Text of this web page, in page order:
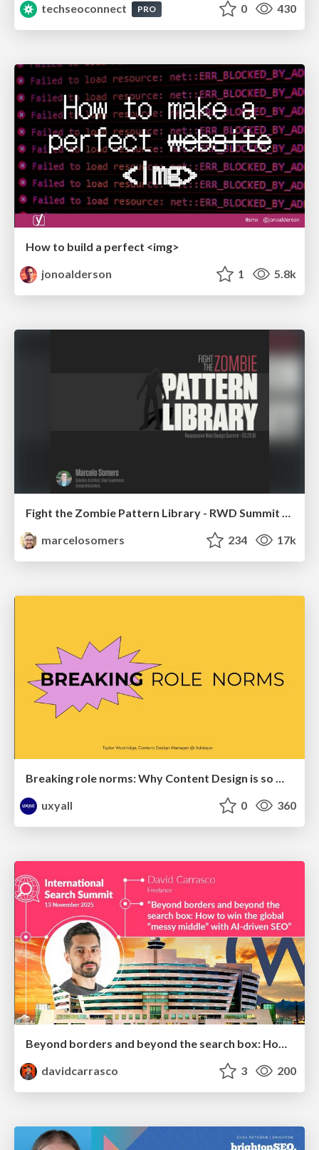
techseoconnect
PRO 0 430
How to build a perfect <img>
jonoalderson
1 5.8k
marcelosomers
234 17k
Breaking role norms: Why Content Design is so much more than writing copy - Taylor Woolridge
uxyall
0 360
Beyond borders and beyond the search box: How to win the global "messy middle" with AI-driven SEO
davidcarrasco
3 200